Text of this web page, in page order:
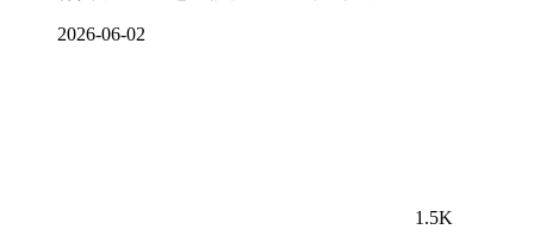
2026-06-02
1.5K